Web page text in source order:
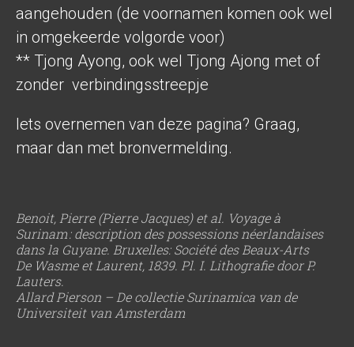
aangehouden (de voornamen komen ook wel
in omgekeerde volgorde voor)
** Tjong Ayong, ook wel Tjong Ajong met of
zonder verbindingsstreepje
Iets overnemen van deze pagina? Graag,
maar dan met bronvermelding.
Benoit, Pierre (Pierre Jacques) et al. Voyage à
Surinam : description des possessions néerlandaises
dans la Guyane. Bruxelles: Société des Beaux-Arts
De Wasme et Laurent, 1839. Pl. I. Lithografie door P.
Lauters.
Allard Pierson – De collectie Surinamica van de
Universiteit van Amsterdam